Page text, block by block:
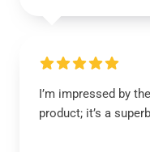
I’m impressed by
product; it’s a